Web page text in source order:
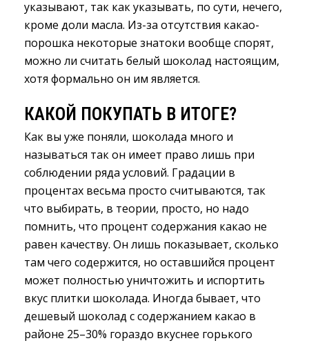
указывают, так как указывать, по сути, нечего,
кроме доли масла. Из-за отсутствия какао-
порошка некоторые знатоки вообще спорят,
можно ли считать белый шоколад настоящим,
хотя формально он им является.
КАКОЙ ПОКУПАТЬ В ИТОГЕ?
Как вы уже поняли, шоколада много и
называться так он имеет право лишь при
соблюдении ряда условий. Градации в
процентах весьма просто считываются, так
что выбирать, в теории, просто, но надо
помнить, что процент содержания какао не
равен качеству. Он лишь показывает, сколько
там чего содержится, но оставшийся процент
может полностью уничтожить и испортить
вкус плитки шоколада. Иногда бывает, что
дешевый шоколад с содержанием какао в
районе 25–30% гораздо вкуснее горького